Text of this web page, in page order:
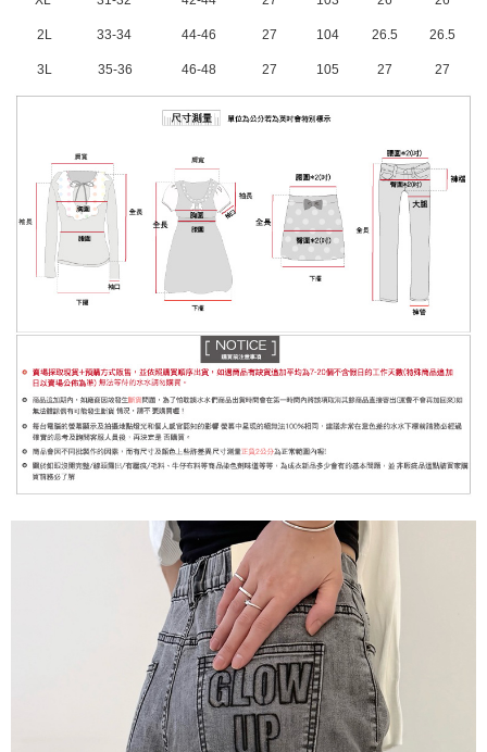
2L 33-34 44-46 27 104 26.5 26.5
3L 35-36 46-48 27 105 27 27